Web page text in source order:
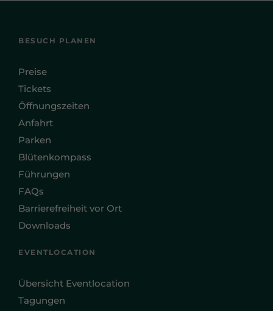
BESUCH PLANEN
Preise
Tickets
Öffnungszeiten
Anfahrt
Parken
Blütenkompass
Führungen
FAQs
Barrierefreiheit vor Ort
Downloads
EVENTLOCATION
Übersicht Eventlocation
Tagungen